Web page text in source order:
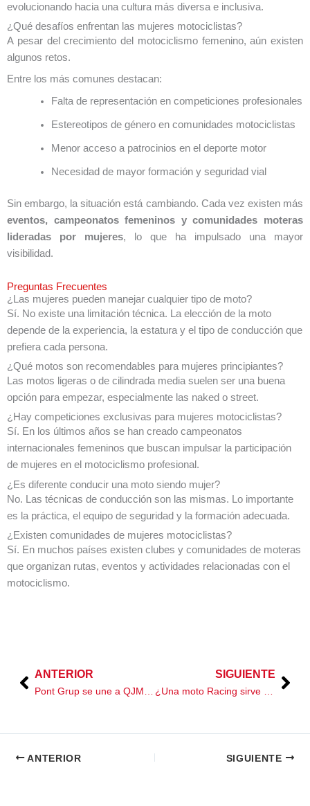
evolucionando hacia una cultura más diversa e inclusiva.
¿Qué desafíos enfrentan las mujeres motociclistas?
A pesar del crecimiento del motociclismo femenino, aún existen
algunos retos.
Entre los más comunes destacan:
Falta de representación en competiciones profesionales
Estereotipos de género en comunidades motociclistas
Menor acceso a patrocinios en el deporte motor
Necesidad de mayor formación y seguridad vial
Sin embargo, la situación está cambiando. Cada vez existen más
eventos, campeonatos femeninos y comunidades moteras
lideradas por mujeres, lo que ha impulsado una mayor
visibilidad.
Preguntas Frecuentes
¿Las mujeres pueden manejar cualquier tipo de moto?
Sí. No existe una limitación técnica. La elección de la moto
depende de la experiencia, la estatura y el tipo de conducción que
prefiera cada persona.
¿Qué motos son recomendables para mujeres principiantes?
Las motos ligeras o de cilindrada media suelen ser una buena
opción para empezar, especialmente las naked o street.
¿Hay competiciones exclusivas para mujeres motociclistas?
Sí. En los últimos años se han creado campeonatos
internacionales femeninos que buscan impulsar la participación
de mujeres en el motociclismo profesional.
¿Es diferente conducir una moto siendo mujer?
No. Las técnicas de conducción son las mismas. Lo importante
es la práctica, el equipo de seguridad y la formación adecuada.
¿Existen comunidades de mujeres motociclistas?
Sí. En muchos países existen clubes y comunidades de moteras
que organizan rutas, eventos y actividades relacionadas con el
motociclismo.
Prev
ANTERIOR
Pont Grup se une a QJMOTOR
SIGUIENTE
¿Una moto Racing sirve para uso diario?
ANTERIOR SIGUIENTE